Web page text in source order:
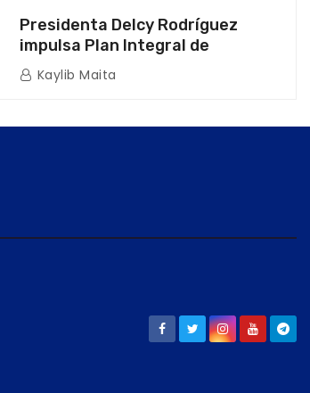
Presidenta Delcy Rodríguez
impulsa Plan Integral de
Reactivación Económica en La
Guaira
Kaylib Maita